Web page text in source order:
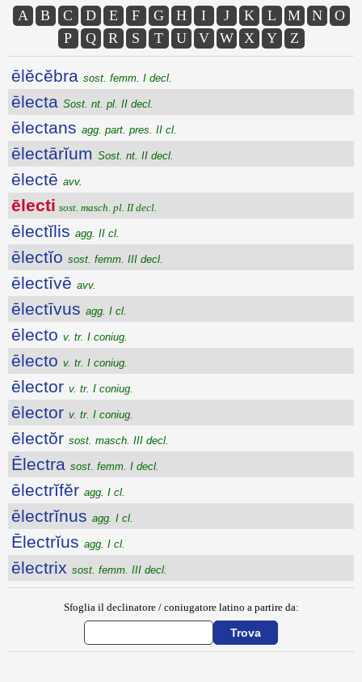
A B C D E F G H I J K L M N
O
P
Q R S T U V W X Y Z
ēlĕcĕbra sost. femm. I decl.
ēlecta Sost. nt. pl. II decl.
ēlectans agg. part. pres. II cl.
ēlectārĭum Sost. nt. II decl.
ēlectē avv.
ēlecti sost. masch. pl. II decl.
ēlectĭlis agg. II cl.
ēlectĭo sost. femm. III decl.
ēlectīvē avv.
ēlectīvus agg. I cl.
ēlecto v. tr. I coniug.
ēlecto v. tr. I coniug.
ēlector v. tr. I coniug.
ēlector v. tr. I coniug.
ēlectŏr sost. masch. III decl.
Ēlectra sost. femm. I decl.
ēlectrĭfĕr agg. I cl.
ēlectrĭnus agg. I cl.
Ēlectrĭus agg. I cl.
ēlectrix sost. femm. III decl.
Sfoglia il declinatore / coniugatore latino a partire da: